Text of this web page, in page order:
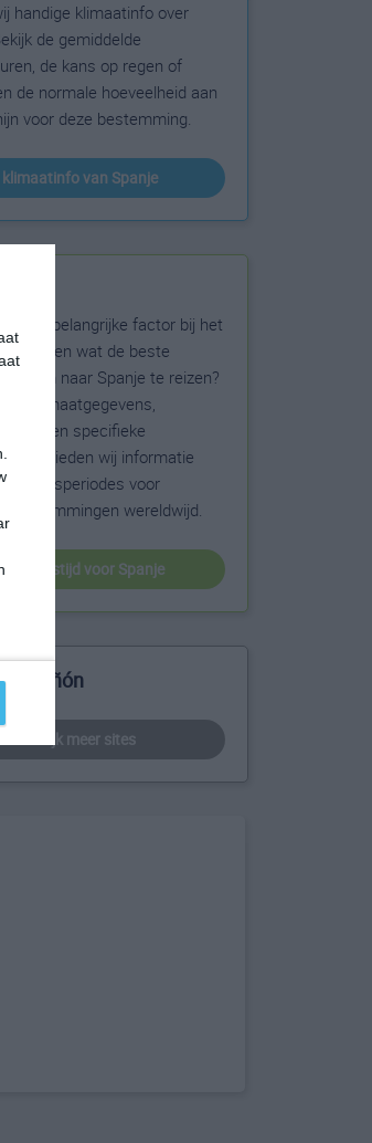
handige klimaatinfo over
de gemiddelde
de kans op regen of
de normale hoeveelheid aan
voor deze bestemming.
klimaatinfo van Spanje
is een belangrijke factor bij het
je weten wat de beste
zijn om naar Spanje te reizen?
klimaatgegevens,
en specifieke
bieden wij informatie
reisperiodes voor
bestemmingen wereldwijd.
reistijd voor Spanje
Bañón
bekijk meer sites